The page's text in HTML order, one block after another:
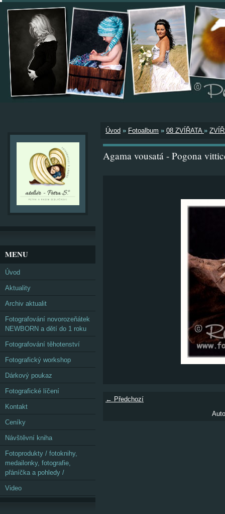
Úvod » Fotoalbum » 08 ZVÍŘATA »
Agama vousatá - Pogona
← Předchozí
MENU
Úvod
Aktuality
Archiv aktualit
Fotografování novorozeňátek
NEWBORN a dětí do 1 roku
Fotografování těhotenství
Fotografický workshop
Dárkový poukaz
Fotografické líčení
Kontakt
Ceníky
Návštěvní kniha
Fotoprodukty / fotoknihy,
medailonky, fotografie,
přáníčka a pohledy /
Video